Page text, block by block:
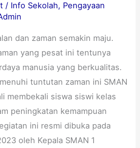
/ Info Sekolah, Pengayaan
dan zaman semakin maju.
yang pesat ini tentunya
manusia yang berkualitas.
tuntutan zaman ini SMAN
membekali siswa siswi kelas
peningkatan kemampuan
ini resmi dibuka pada
oleh Kepala SMAN 1